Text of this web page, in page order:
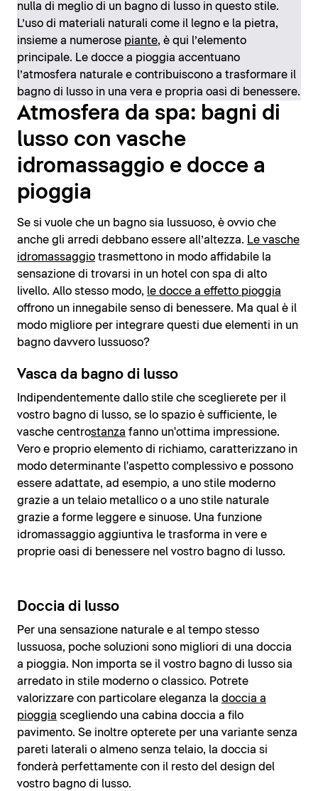
nulla di meglio di un bagno di lusso in questo stile.
L’uso di materiali naturali come il legno e la pietra,
insieme a numerose piante, è qui l’elemento
principale. Le docce a pioggia accentuano
l’atmosfera naturale e contribuiscono a trasformare il
bagno di lusso in una vera e propria oasi di benessere.
Atmosfera da spa: bagni di
lusso con vasche
idromassaggio e docce a
pioggia
Se si vuole che un bagno sia lussuoso, è ovvio che
anche gli arredi debbano essere all’altezza. Le vasche
idromassaggio trasmettono in modo affidabile la
sensazione di trovarsi in un hotel con spa di alto
livello. Allo stesso modo, le docce a effetto pioggia
offrono un innegabile senso di benessere. Ma qual è il
modo migliore per integrare questi due elementi in un
bagno davvero lussuoso?
Vasca da bagno di lusso
Indipendentemente dallo stile che sceglierete per il
vostro bagno di lusso, se lo spazio è sufficiente, le
vasche centrostanza fanno un'ottima impressione.
Vero e proprio elemento di richiamo, caratterizzano in
modo determinante l'aspetto complessivo e possono
essere adattate, ad esempio, a uno stile moderno
grazie a un telaio metallico o a uno stile naturale
grazie a forme leggere e sinuose. Una funzione
idromassaggio aggiuntiva le trasforma in vere e
proprie oasi di benessere nel vostro bagno di lusso.
Doccia di lusso
Per una sensazione naturale e al tempo stesso
lussuosa, poche soluzioni sono migliori di una doccia
a pioggia. Non importa se il vostro bagno di lusso sia
arredato in stile moderno o classico. Potrete
valorizzare con particolare eleganza la doccia a
pioggia scegliendo una cabina doccia a filo
pavimento. Se inoltre opterete per una variante senza
pareti laterali o almeno senza telaio, la doccia si
fonderà perfettamente con il resto del design del
vostro bagno di lusso.